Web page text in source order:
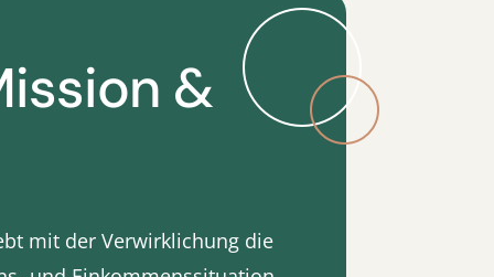
&
mit der Verwirklichung die